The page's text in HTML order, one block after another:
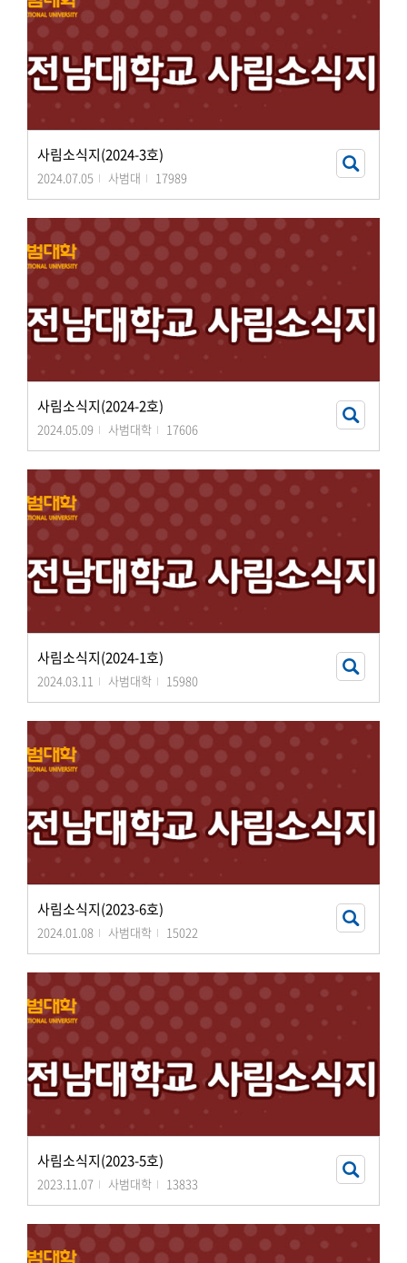
사림소식지(2024-3호)
2024.07.05 사범대 17989
사림소식지(2024-2호)
2024.05.09 사범대학 17606
사림소식지(2024-1호)
2024.03.11 사범대학 15980
사림소식지(2023-6호)
2024.01.08 사범대학 15022
사림소식지(2023-5호)
2023.11.07 사범대학 13833